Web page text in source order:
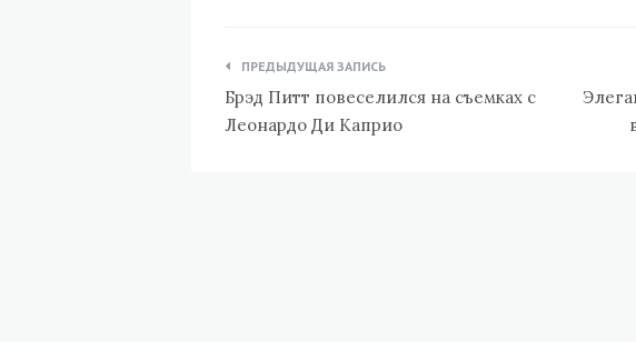
Навигация
по
записям
ПРЕДЫДУЩАЯ ЗАПИСЬ
Брэд Питт повеселился на съемках с
Леонардо Ди Каприо